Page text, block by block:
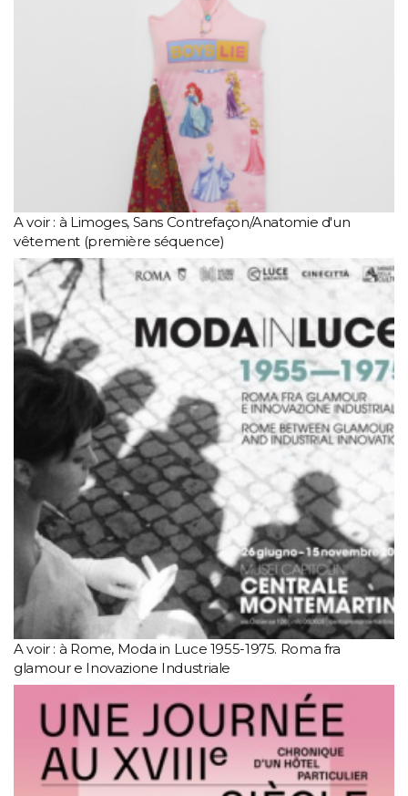
A voir : à Limoges, Sans Contrefaçon/Anatomie d'un
vêtement (première séquence)
A voir : à Rome, Moda in Luce 1955-1975. Roma fra
glamour e Inovazione Industriale